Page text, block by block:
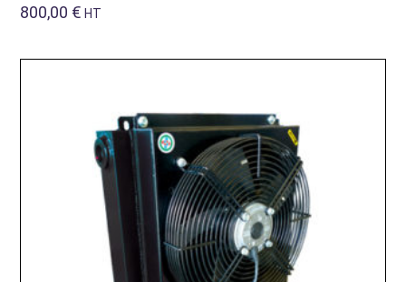
800,00 € HT